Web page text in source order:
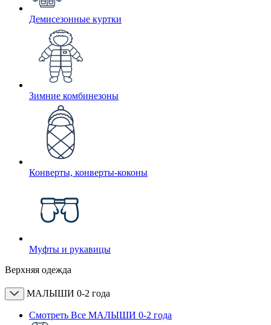
Демисезонные куртки
Зимние комбинезоны
Конверты, конверты-коконы
Муфты и рукавицы
Верхняя одежда
МАЛЫШИ 0-2 года
Смотреть Все МАЛЫШИ 0-2 года